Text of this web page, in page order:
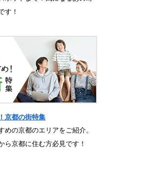
す！
京都の街特集
めの京都のエリアをご紹介。
ら京都に住む方必見です！